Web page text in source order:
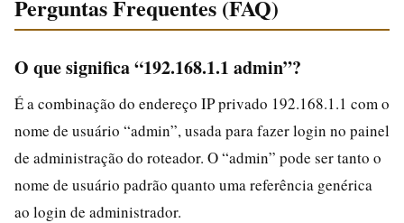
Perguntas Frequentes (FAQ)
O que significa “192.168.1.1 admin”?
É a combinação do endereço IP privado 192.168.1.1 com o
nome de usuário “admin”, usada para fazer login no painel
de administração do roteador. O “admin” pode ser tanto o
nome de usuário padrão quanto uma referência genérica
ao login de administrador.